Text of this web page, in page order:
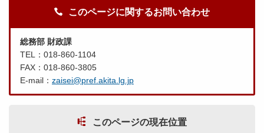
このページに関するお問い合わせ
総務部 財政課
TEL：018-860-1104
FAX：018-860-3805
E-mail： zaisei@pref.akita.lg.jp
このページの現在位置